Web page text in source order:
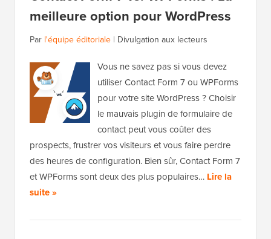
meilleure option pour WordPress
Par l'équipe éditoriale | Divulgation aux lecteurs
Vous ne savez pas si vous devez
utiliser Contact Form 7 ou WPForms
pour votre site WordPress ? Choisir
le mauvais plugin de formulaire de
contact peut vous coûter des
prospects, frustrer vos visiteurs et vous faire perdre
des heures de configuration. Bien sûr, Contact Form 7
et WPForms sont deux des plus populaires… Lire la
suite »